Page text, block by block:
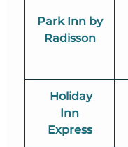
Park Inn by
Radisson
Holiday
Inn
Express